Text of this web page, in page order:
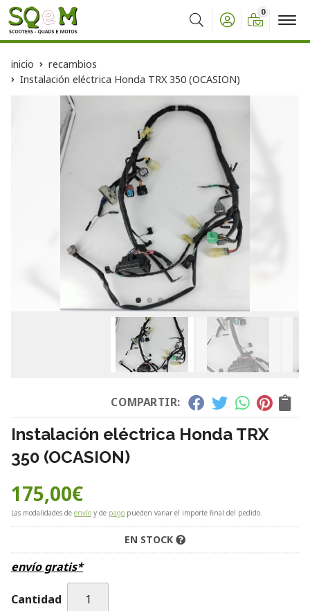
Buscar
0
inicio
recambios
Instalación eléctrica Honda TRX 350 (OCASION)
COMPARTIR:
Instalación eléctrica Honda TRX
350 (OCASION)
175,00€
Las modalidades de envío y de pago pueden variar el importe final del pedido.
EN STOCK
envío gratis*
Cantidad